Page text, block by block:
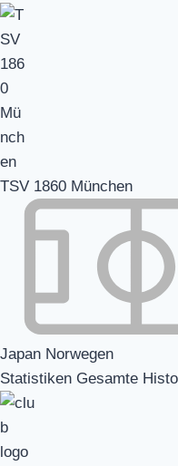
TSV 1860 München
Japan Norwegen
Statistiken Gesamte